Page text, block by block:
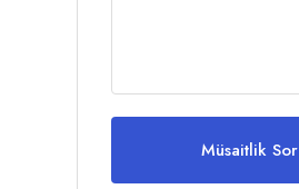
Müsaitlik Sor